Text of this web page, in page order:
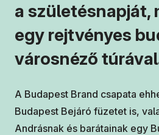
a születésnapját,
egy rejtvényes
városnéző
A Budapest Brand csapata
Budapest Bejáró füzetet is,
Andrásnak és barátainak egy